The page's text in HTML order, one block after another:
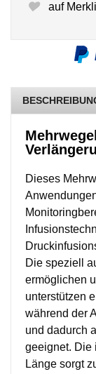
auf
Dieses
Die speziell
ermöglichen
unterstützen
während der
und dadurch
geeignet. Die
Länge sorgt